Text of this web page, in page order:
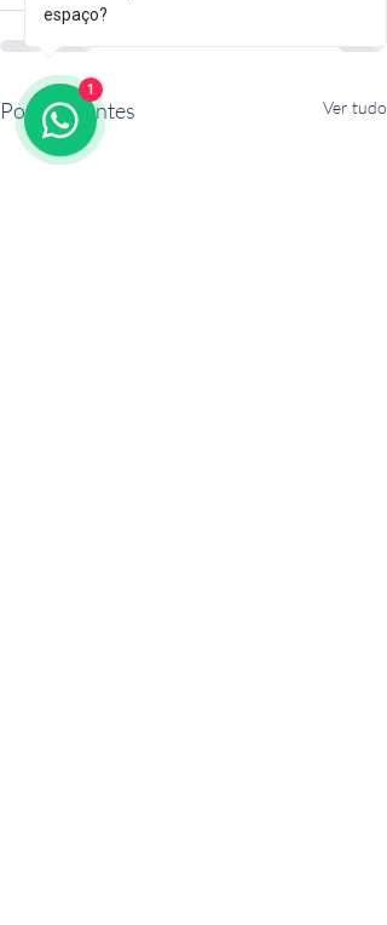
Posts recentes Ver tudo
espaço?
1